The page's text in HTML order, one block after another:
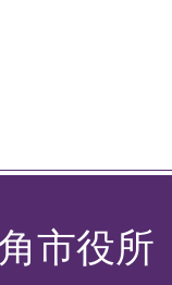
市役所